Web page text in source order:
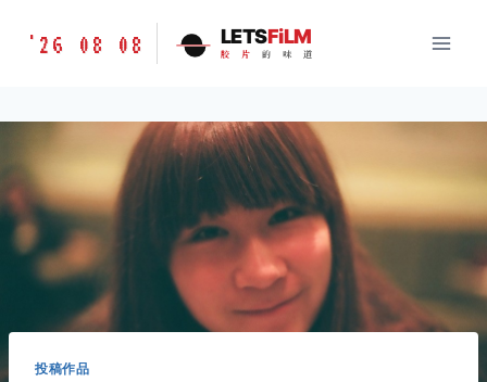
胶
味
道
LETSFILM
'26 08 08 LETSFiLM
胶 片 的 味 道
投稿作品